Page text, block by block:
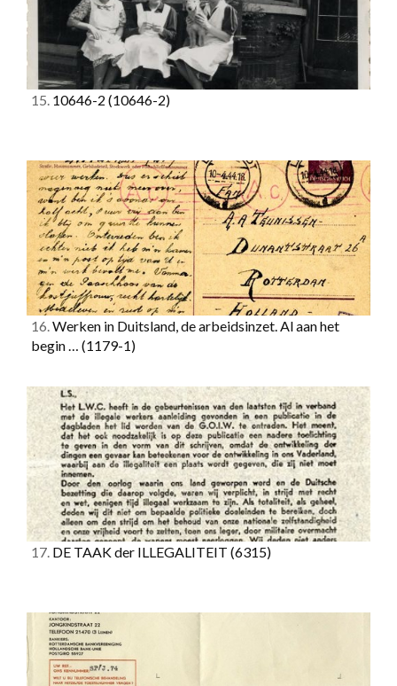
15. 10646-2 (10646-2)
16.Werken in Duitsland, de arbeidsinzet. Al aan het
begin … (1179-1)
17. DE TAAK der ILLEGALITEIT (6315)